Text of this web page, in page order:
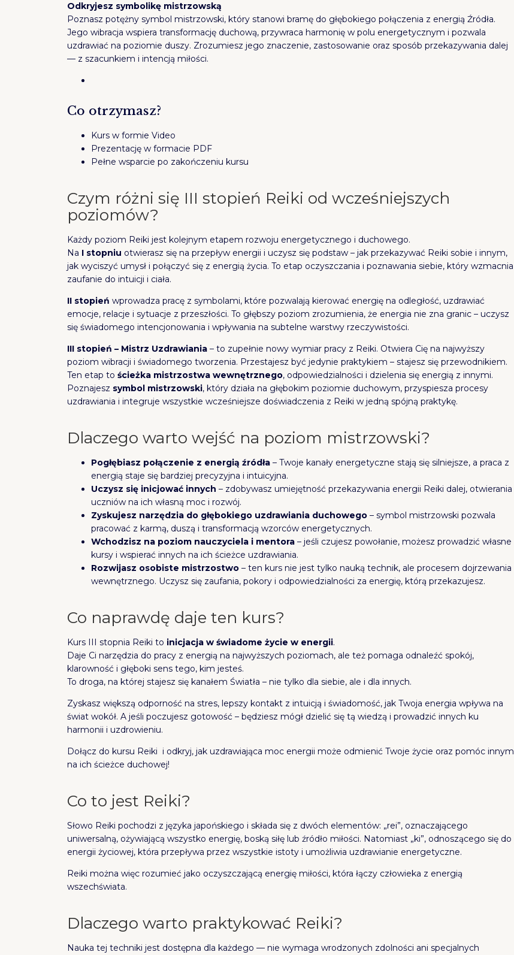
Odkryjesz symbolikę mistrzowską
Poznasz potężny symbol mistrzowski, który stanowi bramę do głębokiego połączenia z energią Źródła.
Jego wibracja wspiera transformację duchową, przywraca harmonię w polu energetycznym i pozwala
uzdrawiać na poziomie duszy. Zrozumiesz jego znaczenie, zastosowanie oraz sposób przekazywania dalej
— z szacunkiem i intencją miłości.
Co otrzymasz?
Kurs w formie Video
Prezentację w formacie PDF
Pełne wsparcie po zakończeniu kursu
Czym różni się III stopień Reiki od wcześniejszych
poziomów?
Każdy poziom Reiki jest kolejnym etapem rozwoju energetycznego i duchowego.
Na I stopniu otwierasz się na przepływ energii i uczysz się podstaw – jak przekazywać Reiki sobie i innym,
jak wyciszyć umysł i połączyć się z energią życia. To etap oczyszczania i poznawania siebie, który wzmacnia
zaufanie do intuicji i ciała.
II stopień wprowadza pracę z symbolami, które pozwalają kierować energię na odległość, uzdrawiać
emocje, relacje i sytuacje z przeszłości. To głębszy poziom zrozumienia, że energia nie zna granic – uczysz
się świadomego intencjonowania i wpływania na subtelne warstwy rzeczywistości.
III stopień – Mistrz Uzdrawiania– to zupełnie nowy wymiar pracy z Reiki. Otwiera Cię na najwyższy
poziom wibracji i świadomego tworzenia. Przestajesz być jedynie praktykiem – stajesz się przewodnikiem.
Ten etap tościeżka mistrzostwa wewnętrznego, odpowiedzialności i dzielenia się energią z innymi.
Poznajesz symbol mistrzowski, który działa na głębokim poziomie duchowym, przyspiesza procesy
uzdrawiania i integruje wszystkie wcześniejsze doświadczenia z Reiki w jedną spójną praktykę.
Dlaczego warto wejść na poziom mistrzowski?
Pogłębiasz połączenie z energią źródła – Twoje kanały energetyczne stają się silniejsze, a praca z
energią staje się bardziej precyzyjna i intuicyjna.
Uczysz się inicjować innych – zdobywasz umiejętność przekazywania energii Reiki dalej, otwierania
uczniów na ich własną moc i rozwój.
Zyskujesz narzędzia do głębokiego uzdrawiania duchowego – symbol mistrzowski pozwala
pracować z karmą, duszą i transformacją wzorców energetycznych.
Wchodzisz na poziom nauczyciela i mentora – jeśli czujesz powołanie, możesz prowadzić własne
kursy i wspierać innych na ich ścieżce uzdrawiania.
Rozwijasz osobiste mistrzostwo – ten kurs nie jest tylko nauką technik, ale procesem dojrzewania
wewnętrznego. Uczysz się zaufania, pokory i odpowiedzialności za energię, którą przekazujesz.
Co naprawdę daje ten kurs?
Kurs III stopnia Reiki to inicjacja w świadome życie w energii.
Daje Ci narzędzia do pracy z energią na najwyższych poziomach, ale też pomaga odnaleźć spokój,
klarowność i głęboki sens tego, kim jesteś.
To droga, na której stajesz się kanałem Światła – nie tylko dla siebie, ale i dla innych.
Zyskasz większą odporność na stres, lepszy kontakt z intuicją i świadomość, jak Twoja energia wpływa na
świat wokół. A jeśli poczujesz gotowość – będziesz mógł dzielić się tą wiedzą i prowadzić innych ku
harmonii i uzdrowieniu.
Dołącz do kursu Reiki i odkryj, jak uzdrawiająca moc energii może odmienić Twoje życie oraz pomóc innym
na ich ścieżce duchowej!
Co to jest Reiki?
Słowo Reiki pochodzi z języka japońskiego i składa się z dwóch elementów: „rei”, oznaczającego
uniwersalną, ożywiającą wszystko energię, boską siłę lub źródło miłości. Natomiast „ki”, odnoszącego się do
energii życiowej, która przepływa przez wszystkie istoty i umożliwia uzdrawianie energetyczne.
Reiki można więc rozumieć jako oczyszczającą energię miłości, która łączy człowieka z energią
wszechświata.
Dlaczego warto praktykować Reiki?
Nauka tej techniki jest dostępna dla każdego — nie wymaga wrodzonych zdolności ani specjalnych